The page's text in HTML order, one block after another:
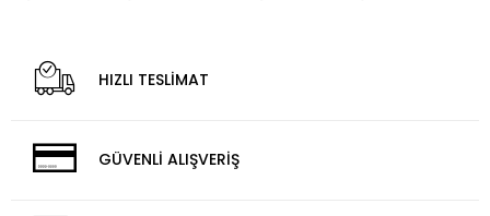
HIZLI TESLİMAT
GÜVENLİ ALIŞVERİŞ